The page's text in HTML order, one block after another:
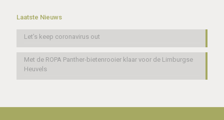
Laatste Nieuws
Let’s keep coronavirus out
Met de ROPA Panther-bietenrooier klaar voor de Limburgse
Heuvels